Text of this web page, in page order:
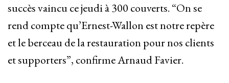
succès vaincu ce jeudi à 300 couverts. “On se
rend compte qu’Ernest-Wallon est notre repère
et le berceau de la restauration pour nos clients
et supporters”, confirme Arnaud Favier.